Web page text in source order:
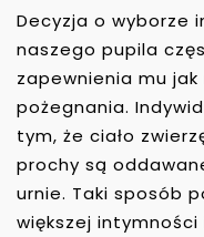
Decyzja o wyborze
naszego pupila
zapewnienia mu
pożegnania.
tym, że ciało
prochy są
urnie. Taki sposób
większej